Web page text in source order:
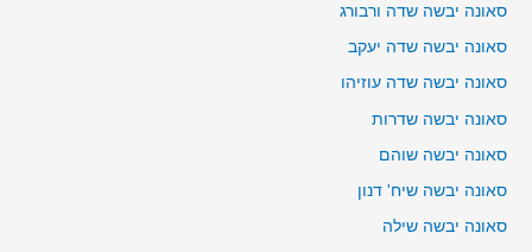
סאונה יבשה שדה ורבורג
סאונה יבשה שדה יעקב
סאונה יבשה שדה עוזיהו
סאונה יבשה שדרות
סאונה יבשה שוהם
סאונה יבשה שיח' דנון
סאונה יבשה שילה